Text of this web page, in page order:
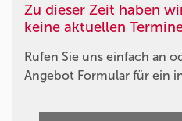
Zu dieser Zeit haben
keine aktuellen
Rufen Sie uns einfach an
Angebot Formular für ein